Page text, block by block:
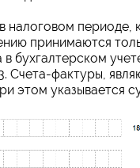
налоговом
принимаются
бухгалтерском
Счета-фактуры,
этом указывается